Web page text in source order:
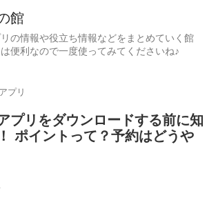
館
の情報や役立ち情報などをまとめていく館
便利なので一度使ってみてくださいね♪
プリ
プリをダウンロードする前に知
ポイントって？予約はどうや